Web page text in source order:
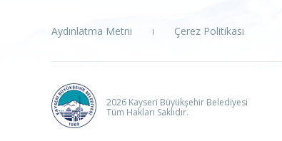
Aydınlatma Metni Çerez Politikası
2026 Kayseri Büyükşehir Belediyesi
Tüm Hakları Saklıdır.